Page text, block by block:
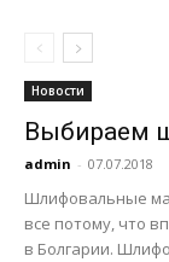
Новости
Выбираем
admin - 07.07.2018
Шлифовальные
все потому, что
в Болгарии.